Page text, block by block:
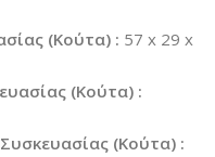
(Κούτα) : 57 x 29 x
(Κούτα) :
(Κούτα) :